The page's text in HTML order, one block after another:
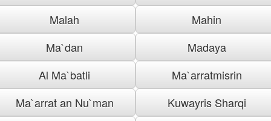
Malah
Mahin
Ma`dan
Madaya
Al Ma`batli
Ma`arratmisrin
Ma`arrat an Nu`man
Kuwayris Sharqi